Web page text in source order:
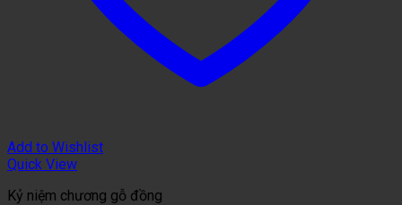
Add to Wishlist
Quick View
Kỷ niệm chương gỗ đồng